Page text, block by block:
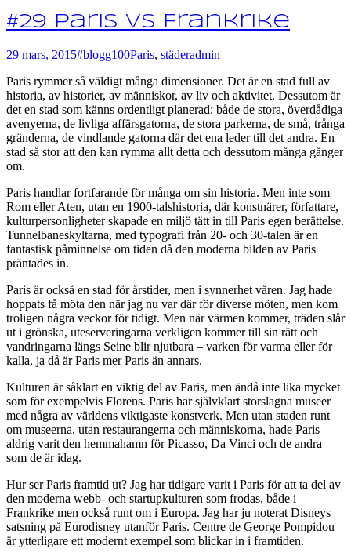
#29 Paris vs Frankrike
29 mars, 2015#blogg100Paris, städeradmin
Paris rymmer så väldigt många dimensioner. Det är en stad full av
historia, av historier, av människor, av liv och aktivitet. Dessutom är
det en stad som känns ordentligt planerad: både de stora, överdådiga
avenyerna, de livliga affärsgatorna, de stora parkerna, de små, trånga
gränderna, de vindlande gatorna där det ena leder till det andra. En
stad så stor att den kan rymma allt detta och dessutom många gånger
om.
Paris handlar fortfarande för många om sin historia. Men inte som
Rom eller Aten, utan en 1900-talshistoria, där konstnärer, författare,
kulturpersonligheter skapade en miljö tätt in till Paris egen berättelse.
Tunnelbaneskyltarna, med typografi från 20- och 30-talen är en
fantastisk påminnelse om tiden då den moderna bilden av Paris
präntades in.
Paris är också en stad för årstider, men i synnerhet våren. Jag hade
hoppats få möta den när jag nu var där för diverse möten, men kom
troligen några veckor för tidigt. Men när värmen kommer, träden slår
ut i grönska, uteserveringarna verkligen kommer till sin rätt och
vandringarna längs Seine blir njutbara – varken för varma eller för
kalla, ja då är Paris mer Paris än annars.
Kulturen är såklart en viktig del av Paris, men ändå inte lika mycket
som för exempelvis Florens. Paris har självklart storslagna museer
med några av världens viktigaste konstverk. Men utan staden runt
om museerna, utan restaurangerna och människorna, hade Paris
aldrig varit den hemmahamn för Picasso, Da Vinci och de andra
som de är idag.
Hur ser Paris framtid ut? Jag har tidigare varit i Paris för att ta del av
den moderna webb- och startupkulturen som frodas, både i
Frankrike men också runt om i Europa. Jag har ju noterat Disneys
satsning på Eurodisney utanför Paris. Centre de George Pompidou
är ytterligare ett modernt exempel som blickar in i framtiden.